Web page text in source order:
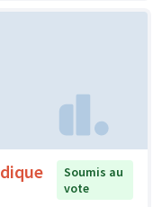
Soumis au
vote